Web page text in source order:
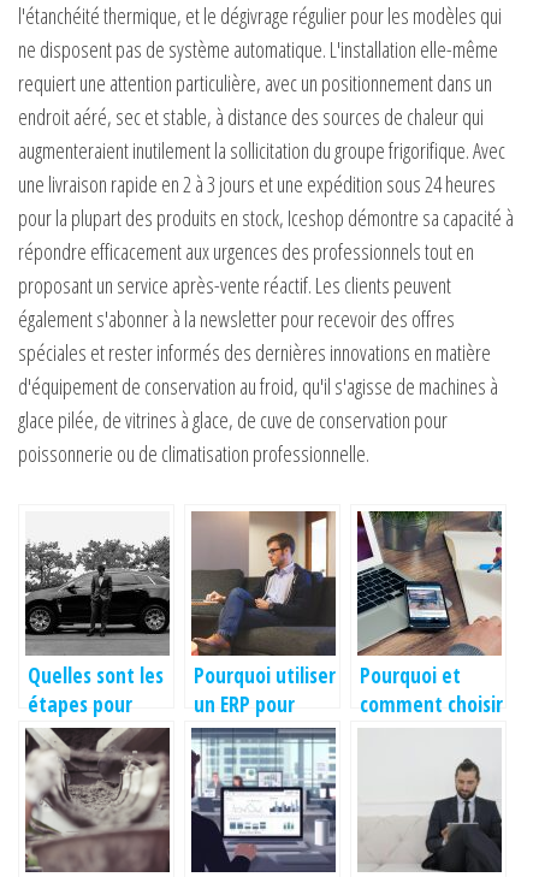
l'étanchéité thermique, et le dégivrage régulier pour les modèles qui
ne disposent pas de système automatique. L'installation elle-même
requiert une attention particulière, avec un positionnement dans un
endroit aéré, sec et stable, à distance des sources de chaleur qui
augmenteraient inutilement la sollicitation du groupe frigorifique. Avec
une livraison rapide en 2 à 3 jours et une expédition sous 24 heures
pour la plupart des produits en stock, Iceshop démontre sa capacité à
répondre efficacement aux urgences des professionnels tout en
proposant un service après-vente réactif. Les clients peuvent
également s'abonner à la newsletter pour recevoir des offres
spéciales et rester informés des dernières innovations en matière
d'équipement de conservation au froid, qu'il s'agisse de machines à
glace pilée, de vitrines à glace, de cuve de conservation pour
poissonnerie ou de climatisation professionnelle.
Quelles sont les
étapes pour
mettre les
papiers de son
auto
d’entreprise en
règle ?
Pourquoi utiliser
un ERP pour
votre entreprise
?
Pourquoi et
comment choisir
un bureau à